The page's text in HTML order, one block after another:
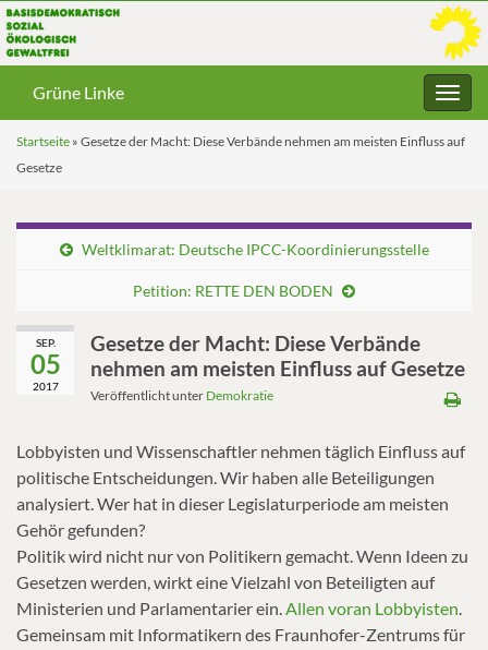
Grüne Linke
Startseite » Gesetze der Macht: Diese Verbände nehmen am meisten Einfluss auf
Gesetze
Weltklimarat: Deutsche IPCC-Koordinierungsstelle
Petition: RETTE DEN BODEN
SEP.
05
2017
Gesetze der Macht: Diese Verbände
nehmen am meisten Einfluss auf Gesetze
Veröffentlicht unter Demokratie
Lobbyisten und Wissenschaftler nehmen täglich Einfluss auf
politische Entscheidungen. Wir haben alle Beteiligungen
analysiert. Wer hat in dieser Legislaturperiode am meisten
Gehör gefunden?
Politik wird nicht nur von Politikern gemacht. Wenn Ideen zu
Gesetzen werden, wirkt eine Vielzahl von Beteiligten auf
Ministerien und Parlamentarier ein.Allen voran Lobbyisten.
Gemeinsam mit Informatikern des Fraunhofer-Zentrums für